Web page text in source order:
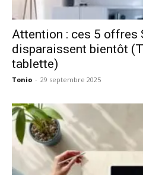
Attention : ces 5 offres
disparaissent bientôt
tablette)
Tonio - 29 septembre 2025